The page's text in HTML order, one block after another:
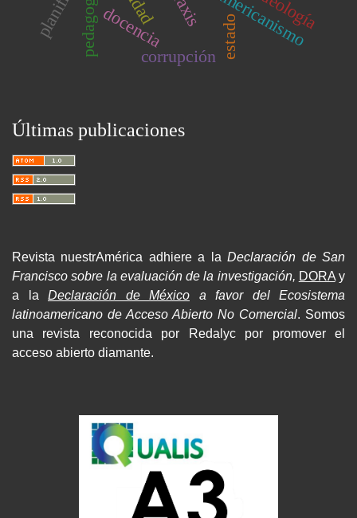
docencia
pedagogía estado
corrupción
Últimas publicaciones
Revista nuestrAmérica adhiere a laDeclaración de San
Francisco sobre la evaluación de la investigación, DORAy
a la Declaración de México a favor del Ecosistema
latinoamericano de Acceso Abierto No Comercial. Somos
una revista reconocida por Redalyc por promover el
acceso abierto diamante.